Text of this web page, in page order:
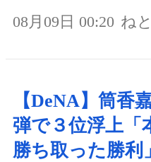
08月09日 00:20 ね
【DeNA】筒香
弾で３位浮上「
勝ち取った勝利」